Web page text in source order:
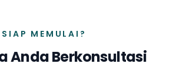
SIAP MEMULAI?
Anda Berkonsultasi